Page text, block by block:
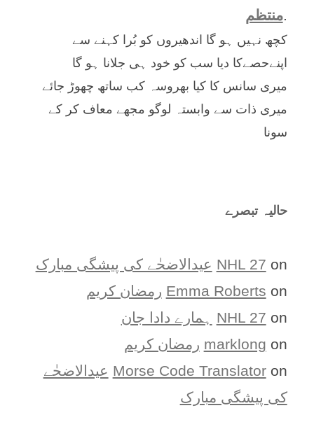
.منتظم
کچھ نہیں ہو گا اندھیروں کو بُرا کہنے سے
اپنےحصےکا دیا سب کو خود ہی جلانا ہو گا
میری سانس کا کیا بھروسہ کب ساتھ چھوڑ جائے
میری ذات سے وابستہ لوگو مجھے معاف کر کے
سونا
حالیہ تبصرے
NHL 27 on
عیدالاضحٰے کی پیشگی مبارک
Emma Roberts on
رمضان کریم
NHL 27 on
ہمارے دادا جان
marklong on
رمضان کریم
Morse Code Translatoron
عیدالاضحٰے
کی پیشگی مبارک